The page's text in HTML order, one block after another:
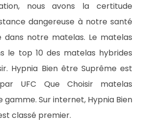
nous avons la certitude
dangereuse à notre santé
dans notre matelas. Le matelas
le top 10 des matelas hybrides
Hypnia Bien être Suprême est
UFC Que Choisir matelas
gamme. Sur internet, Hypnia Bien
classé premier.